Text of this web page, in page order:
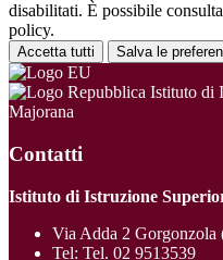
disabilitati. È possibile
policy.
Accetta tutti Salva le
Istituto di
Majorana
Contatti
Istituto di Istruzione
Via Adda 2 Gorgonzola
Tel: Tel. 02 9513539